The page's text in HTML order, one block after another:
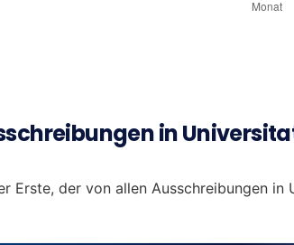
in
Erste, der von allen Ausschreibungen